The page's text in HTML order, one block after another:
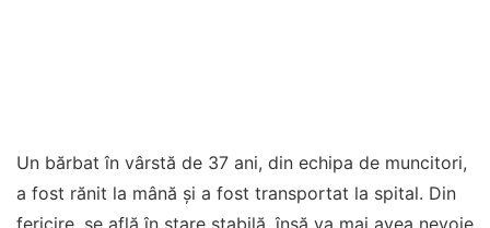
Un bărbat în vârstă de 37 ani, din echipa de muncitori,
a fost rănit la mână și a fost transportat la spital. Din
fericire, se află în stare stabilă, însă va mai avea nevoie